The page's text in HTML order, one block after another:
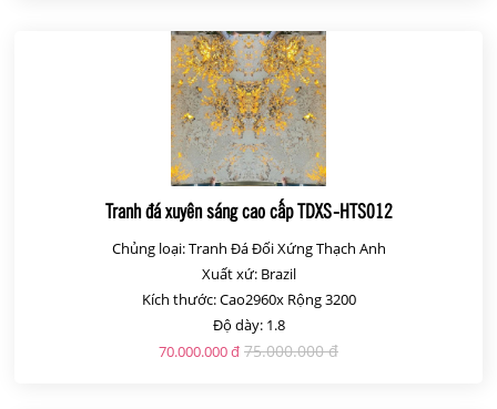
Tranh đá xuyên sáng cao cấp TDXS-HTS012
Chủng loại: Tranh Đá Đối Xứng Thạch Anh
Xuất xứ: Brazil
Kích thước: Cao2960x Rộng 3200
Độ dày: 1.8
70.000.000 đ 75.000.000 đ